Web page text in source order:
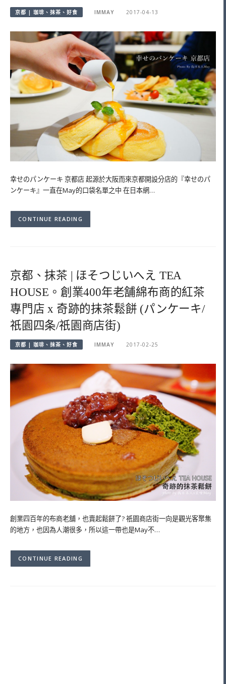
京都 | 珈琲、抹茶、好食 IMMAY 2017-04-13
幸せのパンケーキ 京都店 起源於大阪而來京都開設分店的『幸せのパ
ンケーキ』一直在May的口袋名單之中 在日本網…
CONTINUE READING
京都、抹茶 | ほそつじいへえ TEA
HOUSE。創業400年老舗綿布商的紅茶
專門店 x 奇跡的抹茶鬆餅 (パンケーキ/
祇園四条/祇園商店街)
京都 | 珈琲、抹茶、好食 IMMAY 2017-02-25
創業四百年的布商老舖，也賣起鬆餅了? 祇園商店街一向是觀光客聚集
的地方，也因為人潮很多，所以這一帶也是May不…
CONTINUE READING